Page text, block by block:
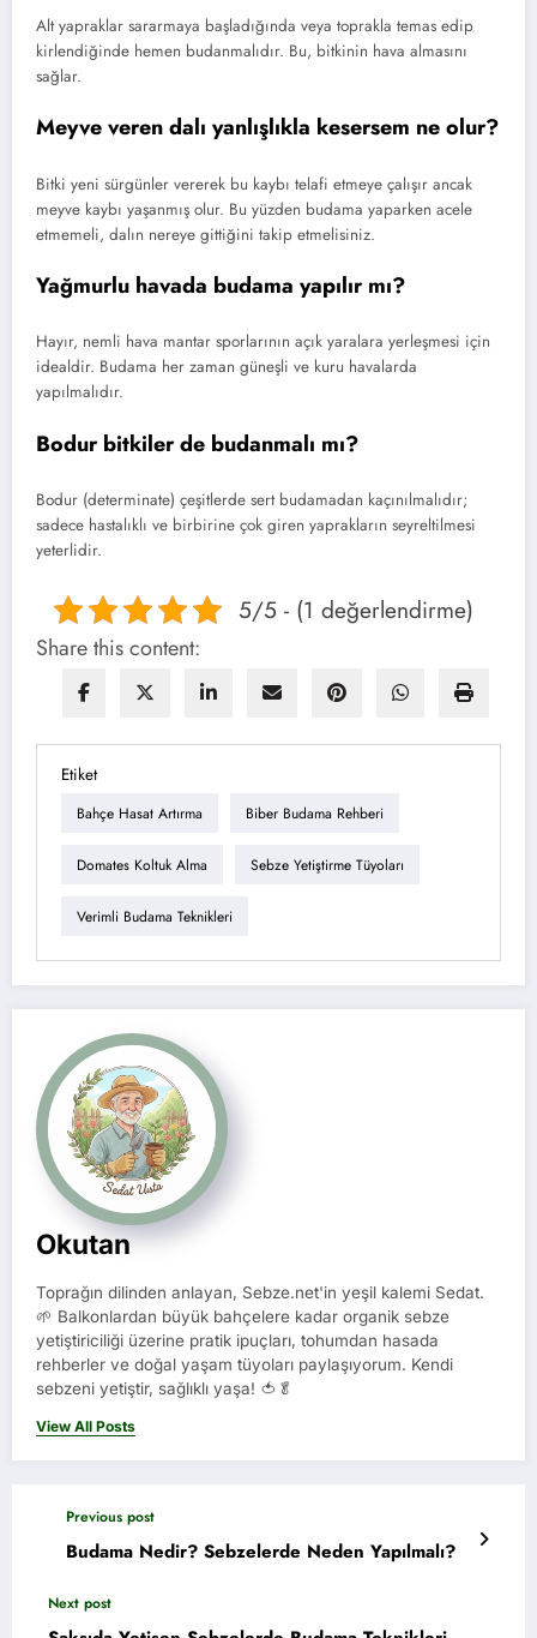
Alt yapraklar sararmaya başladığında veya toprakla temas edip
kirlendiğinde hemen budanmalıdır. Bu, bitkinin hava almasını
sağlar.
Meyve veren dalı yanlışlıkla kesersem ne olur?
Bitki yeni sürgünler vererek bu kaybı telafi etmeye çalışır ancak
meyve kaybı yaşanmış olur. Bu yüzden budama yaparken acele
etmemeli, dalın nereye gittiğini takip etmelisiniz.
Yağmurlu havada budama yapılır mı?
Hayır, nemli hava mantar sporlarının açık yaralara yerleşmesi için
idealdir. Budama her zaman güneşli ve kuru havalarda
yapılmalıdır.
Bodur bitkiler de budanmalı mı?
Bodur (determinate) çeşitlerde sert budamadan kaçınılmalıdır;
sadece hastalıklı ve birbirine çok giren yaprakların seyreltilmesi
yeterlidir.
5/5 - (1 değerlendirme)
Share this content:
Etiket
Bahçe Hasat Artırma Biber Budama Rehberi
Domates Koltuk Alma Sebze Yetiştirme Tüyoları
Verimli Budama Teknikleri
Okutan
Toprağın dilinden anlayan, Sebze.net'in yeşil kalemi Sedat.
🌱 Balkonlardan büyük bahçelere kadar organik sebze
yetiştiriciliği üzerine pratik ipuçları, tohumdan hasada
rehberler ve doğal yaşam tüyoları paylaşıyorum. Kendi
sebzeni yetiştir, sağlıklı yaşa! 🍅🥬
View All Posts
Previous post
Budama Nedir? Sebzelerde Neden Yapılmalı?
Next post